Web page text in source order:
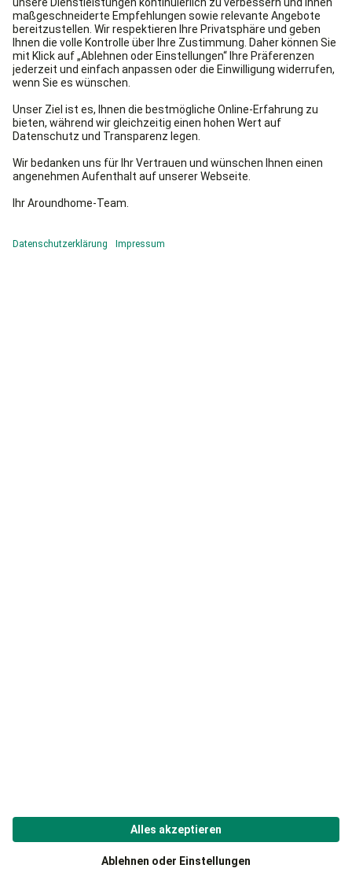
Fachfirmen für Lohnabrechnungen in Ihrer Region.
Wir finden passende Fachfimen für Sie.
Fachfirmen finden
benjaminnolte - Fotolia